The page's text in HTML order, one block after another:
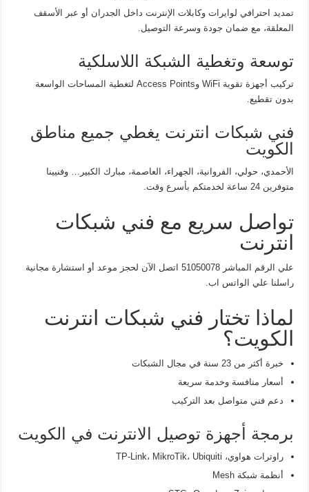
تمديد احترافي لوايرات وكابلات الإنترنت داخل الجدران أو عبر الأسقف
المعلقة، مع ضمان جودة وسرعة التوصيل.
توسعة وتغطية الشبكة اللاسلكية
تركيب أجهزة تقوية WiFi وAccess Points لتغطية المساحات الواسعة
بدون تقطيع.
فني شبكات انترنت يغطي جميع مناطق
الكويت
الأحمدي، حولي، الفروانية، الجهراء، العاصمة، مبارك الكبير… وفنيينا
متوفرين 24 ساعة لخدمتكم بأسرع وقت.
تواصل سريع مع فني شبكات
انترنت
علي الرقم المباشر 51050078 اتصل الآن لحجز موعد أو استشارة مجانية
راسلنا علي الواتس اب.
لماذا تختار فني شبكات انترنت
الكويت؟
خبرة أكثر من 23 سنة في مجال الشبكات
أسعار منافسة وخدمة سريعة
دعم فني متواصل بعد التركيب
برمجة أجهزة توصيل الانترنت في الكويت
راوترات هواوي، TP-Link، MikroTik، Ubiquiti
أنظمة شبكة Mesh